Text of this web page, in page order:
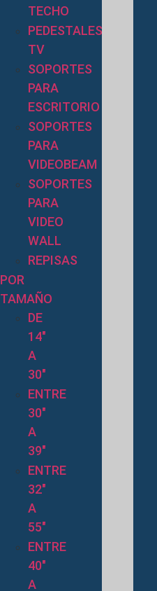
TECHO
PEDESTALES
TV
SOPORTES
PARA
ESCRITORIO
SOPORTES
PARA
VIDEOBEAM
SOPORTES
PARA
VIDEO
WALL
REPISAS
POR
TAMAÑO
DE
14″
A
30″
ENTRE
30″
A
39″
ENTRE
32″
A
55″
ENTRE
40″
A